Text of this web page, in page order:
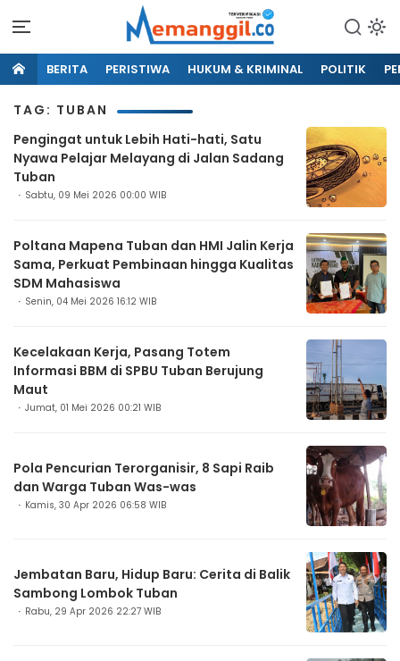
BERITA PERISTIWA HUKUM & KRIMINAL POLITIK
TAG: TUBAN
Pengingat untuk Lebih Hati-hati, Satu
Nyawa Pelajar Melayang di Jalan Sadang
Tuban
Sabtu, 09 Mei 2026 00:00 WIB
Poltana Mapena Tuban dan HMI Jalin Kerja
Sama, Perkuat Pembinaan hingga Kualitas
SDM Mahasiswa
Senin, 04 Mei 2026 16:12 WIB
Kecelakaan Kerja, Pasang Totem
Informasi BBM di SPBU Tuban Berujung
Maut
Jumat, 01 Mei 2026 00:21 WIB
Pola Pencurian Terorganisir, 8 Sapi Raib
dan Warga Tuban Was-was
Kamis, 30 Apr 2026 06:58 WIB
Jembatan Baru, Hidup Baru: Cerita di Balik
Sambong Lombok Tuban
Rabu, 29 Apr 2026 22:27 WIB